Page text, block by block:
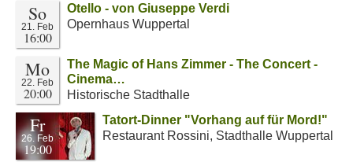
So
21. Feb
16:00
Otello - von Giuseppe Verdi
Opernhaus Wuppertal
Mo
22. Feb
20:00
The Magic of Hans Zimmer - The Concert -
Cinema…
Historische Stadthalle
Fr
26. Feb
19:00
Tatort-Dinner "Vorhang auf für Mord!"
Restaurant Rossini, Stadthalle Wuppertal